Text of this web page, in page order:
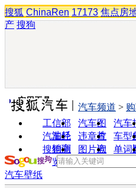
搜狐 ChinaRen 17173 焦点房
产 搜狗
实用工具
工信部
油耗
汽车图
片
汽车
汽车经
销商
违章查
询
车型
搜狗浏
览器
图片欣
赏
单词
汽车频道 >
汽车壁纸